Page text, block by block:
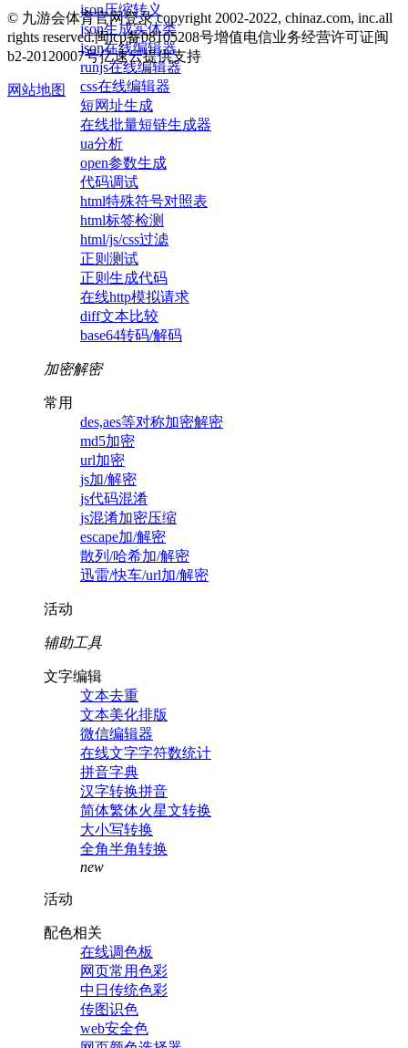
json压缩转义
json生成实体类
json在线编辑器
runjs在线编辑器
css在线编辑器
短网址生成
在线批量短链生成器
ua分析
open参数生成
代码调试
html特殊符号对照表
html标签检测
html/js/css过滤
正则测试
正则生成代码
在线http模拟请求
diff文本比较
base64转码/解码
加密解密
常用
des,aes等对称加密解密
md5加密
url加密
js加/解密
js代码混淆
js混淆加密压缩
escape加/解密
散列/哈希加/解密
迅雷/快车/url加/解密
活动
辅助工具
文字编辑
文本去重
文本美化排版
微信编辑器
在线文字字符数统计
拼音字典
汉字转换拼音
简体繁体火星文转换
大小写转换
全角半角转换
new
活动
配色相关
在线调色板
网页常用色彩
中日传统色彩
传图识色
web安全色
© 九游会体育官网登录 copyright 2002-2022, chinaz.com, inc.all
rights reserved.闽icp备08105208号增值电信业务经营许可证闽
b2-20120007号亿速云提供支持
网站地图